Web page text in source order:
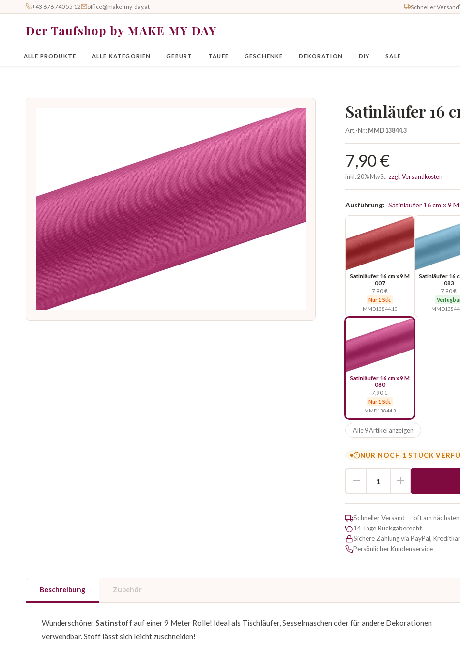
+43 676 740 55 12 office@make-my-day.at Schneller Versand
Der Taufshop by MAKE MY DAY
ALLE PRODUKTE ALLE KATEGORIEN GEBURT TAUFE GESCHENKE DEKORATION DIY SALE
Satinläufer 16
Art.-Nr.:MMD13844.3
7,90 €
inkl. 20% MwSt. zzgl. Versandkosten
Ausführung: Satinläufer 16 cm x 9
Satinläufer 16 cm x 9 M
007
7,90 €
Nur 1 Stk.
MMD13844.10
Satinläufer 16
083
7,90 €
Satinläufer 16 cm x 9 M
080
7,90 €
Nur 1 Stk.
MMD13844.3
Alle 9 Artikel anzeigen
NUR NOCH 1 STÜCK
Schneller Versand — oft am
14 Tage Rückgaberecht
Sichere Zahlung via PayPal,
Persönlicher Kundenservice
Beschreibung Zubehör
WunderschönerSatinstoff auf einer 9 Meter Rolle! Ideal als Tischläufer, Sesselmaschen oder für andere Dekorationen
verwendbar. Stoff lässt sich leicht zuschneiden!